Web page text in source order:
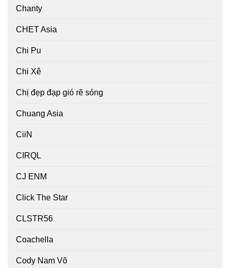
Chanty
CHET Asia
Chi Pu
Chi Xê
Chị đẹp đạp gió rẽ sóng
Chuang Asia
CiiN
CIRQL
CJ ENM
Click The Star
CLSTR56
Coachella
Cody Nam Võ